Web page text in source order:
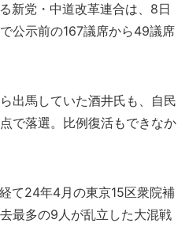
新党・中道改革連合は、8日
公示前の167議席から49議席
出馬していた酒井氏も、自民
で落選。比例復活もできなか
て24年4月の東京15区衆院補
最多の9人が乱立した大混戦